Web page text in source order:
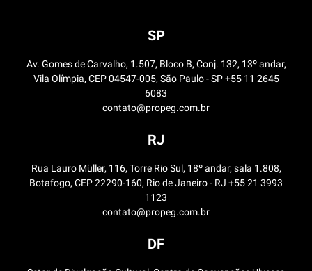
SP
Av. Gomes de Carvalho, 1.507, Bloco B, Conj. 132, 13º andar,
Vila Olímpia, CEP 04547-005, São Paulo - SP +55 11 2645
6083
contato@propeg.com.br
RJ
Rua Lauro Müller, 116, Torre Rio Sul, 18º andar, sala 1.808,
Botafogo, CEP 22290-160, Rio de Janeiro - RJ +55 21 3993
1123
contato@propeg.com.br
DF